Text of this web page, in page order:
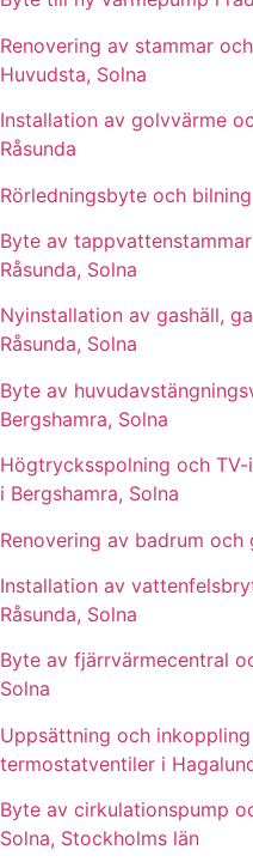
Renovering av stammar
Huvudsta, Solna
Installation av golvvärme
Råsunda
Rörledningsbyte och
Byte av
Råsunda, Solna
Nyinstallation av gashäll,
Råsunda, Solna
Byte av
Bergshamra, Solna
Högtrycksspolning och
i Bergshamra, Solna
Renovering av badrum och
Installation av
Råsunda, Solna
Byte av fjärrvärmecentral
Solna
Uppsättning och
termostatventiler i
Byte av cirkulationspump
Solna, Stockholms län